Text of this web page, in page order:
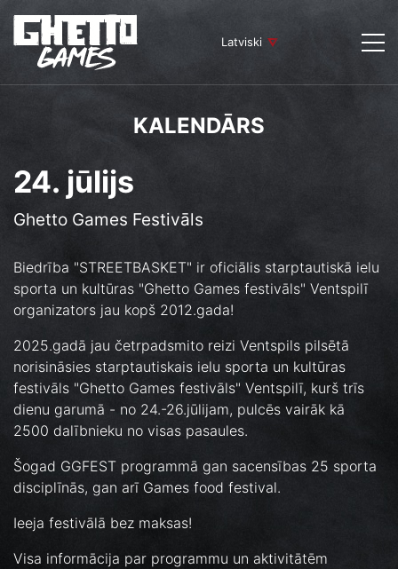
Latviski
KALENDĀRS
24. jūlijs
Ghetto Games Festivāls
Biedrība "STREETBASKET" ir oficiālis starptautiskā ielu
sporta un kultūras "Ghetto Games festivāls" Ventspilī
organizators jau kopš 2012.gada!
2025.gadā jau četrpadsmito reizi Ventspils pilsētā
norisināsies starptautiskais ielu sporta un kultūras
festivāls "Ghetto Games festivāls" Ventspilī, kurš trīs
dienu garumā - no 24.-26.jūlijam, pulcēs vairāk kā
2500 dalībnieku no visas pasaules.
Šogad GGFEST programmā gan sacensības 25 sporta
disciplīnās, gan arī Games food festival.
Ieeja festivālā bez maksas!
Visa informācija par programmu un aktivitātēm